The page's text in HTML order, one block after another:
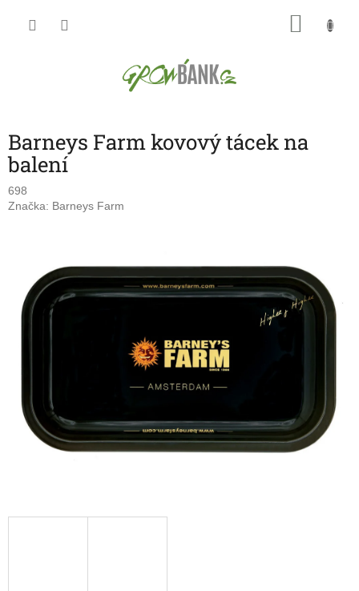
Barneys Farm kovový tácek na
balení
698
Značka: Barneys Farm